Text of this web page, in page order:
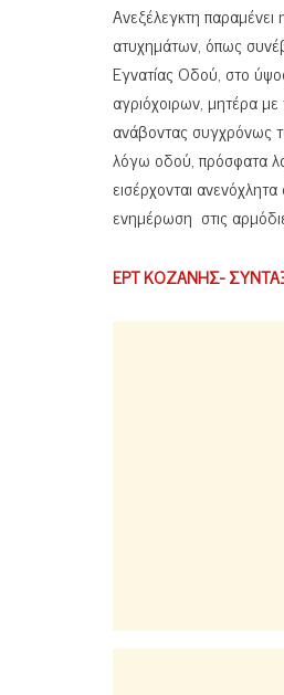
Ανεξέλεγκτη
ατυχημάτων, όπως
Εγνατίας Οδού, στο
αγριόχοιρων, μητέρα με
ανάβοντας συγχρόνως
λόγω οδού, πρόσφατα
εισέρχονται
ενημέρωση στις
ΕΡΤ ΚΟΖΑΝΗΣ-